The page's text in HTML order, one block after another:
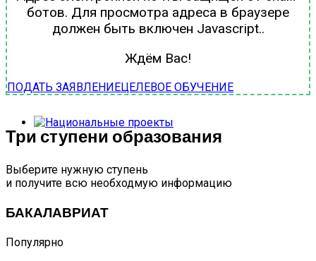
ботов. Для просмотра адреса в браузере
должен быть включен Javascript..
Ждём Вас!
ПОДАТЬ ЗАЯВЛЕНИЕЦЕЛЕВОЕ ОБУЧЕНИЕ
Три ступени образования
Выберите нужную ступень
и получите всю необходмую информацию
БАКАЛАВРИАТ
Популярно